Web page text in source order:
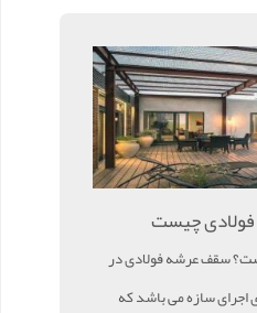
چیست
سقف عرشه فولادی در
سازه می باشد که